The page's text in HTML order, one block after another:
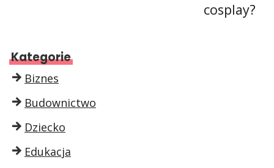
cosplay?
Kategorie
Biznes
Budownictwo
Dziecko
Edukacja